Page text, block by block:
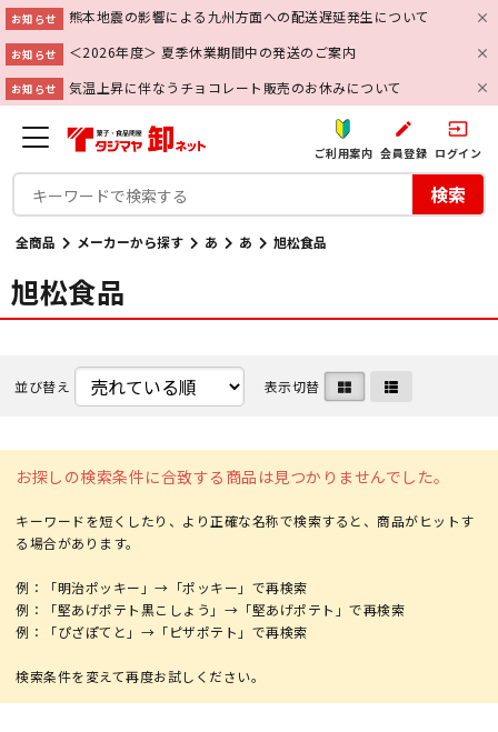
お知らせ 熊本地震の影響による九州方面への配送遅延発生について
お知らせ ＜2026年度＞ 夏季休業期間中の発送のご案内
お知らせ 気温上昇に伴なうチョコレート販売のお休みについて
ご利用案内
create
会員登録
input
ログイン
検索
全商品 メーカーから探す あ あ 旭松食品
旭松食品
並び替え 表示切替
お探しの検索条件に合致する商品は見つかりませんでした。
キーワードを短くしたり、より正確な名称で検索すると、商品がヒットす
る場合があります。
例：「明治ポッキー」→「ポッキー」で再検索
例：「堅あげポテト黒こしょう」→「堅あげポテト」で再検索
例：「ぴざぽてと」→「ピザポテト」で再検索